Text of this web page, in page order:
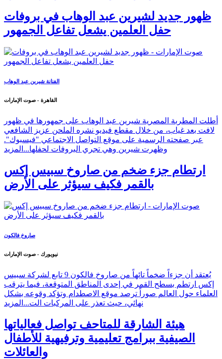
ظهور جديد لشيرين عبد الوهاب في بروفات
حفل العلمين يشعل تفاعل الجمهور
الفنانة شيرين عبد الوهاب
القاهرة - صوت الإمارات
أطلت المطربة المصرية شيرين عبد الوهاب على جمهورها في ظهور
لافت بعد غياب، من خلال مقطع فيديو نشره الملحن عزيز الشافعي
عبر صفحته الرسمية على موقع التواصل الاجتماعي "فيسبوك".
وظهرت شيرين وهي تجري البروفات لحفلها... المزيد
ارتطام جزء ضخم من صاروخ سبيس إكس
بالقمر فكيف سيؤثر على الأرض
صاروخ فالكون
نيويورك - صوت الإمارات
يُعتقد أن جزءاً ضخماً تائهاً من صاروخ فالكون 9 تابع لشركة سبيس
إكس ارتطم بسطح القمر في إحدى المناطق المتوقعة، فيما يترقب
العلماء حول العالم صوراً ترصد موقع الاصطدام وتؤكد وقوعه بشكل
نهائي، حيث تعذر على المركبات الت... المزيد
هيئة الشارقة للمتاحف تواصل فعالياتها
الصيفية ببرامج تعليمية وترفيهية للأطفال
والعائلات